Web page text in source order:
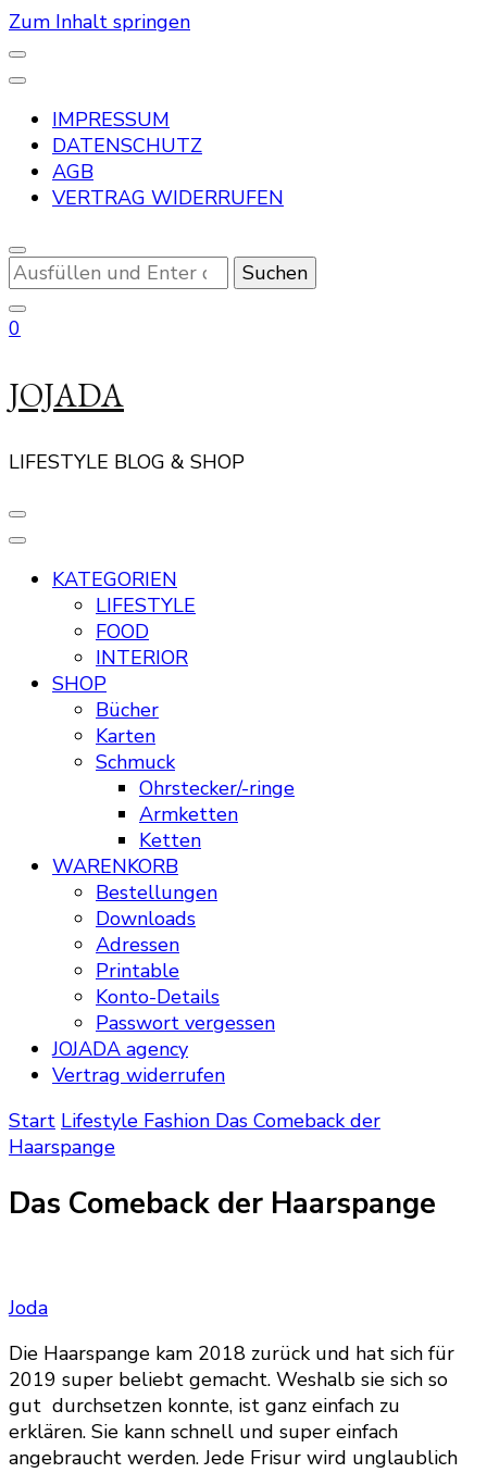
Zum Inhalt springen
IMPRESSUM
DATENSCHUTZ
AGB
VERTRAG WIDERRUFEN
Suchst
du
nach
0
JOJADA
LIFESTYLE BLOG & SHOP
KATEGORIEN
LIFESTYLE
FOOD
INTERIOR
SHOP
Bücher
Karten
Schmuck
Ohrstecker/-ringe
Armketten
Ketten
WARENKORB
Bestellungen
Downloads
Adressen
Printable
Konto-Details
Passwort vergessen
JOJADA agency
Vertrag widerrufen
Start Lifestyle Fashion Das Comeback der
Haarspange
Das Comeback der Haarspange
Joda
Die Haarspange kam 2018 zurück und hat sich für
2019 super beliebt gemacht. Weshalb sie sich so
gut durchsetzen konnte, ist ganz einfach zu
erklären. Sie kann schnell und super einfach
angebraucht werden.Jede Frisur wird unglaublich